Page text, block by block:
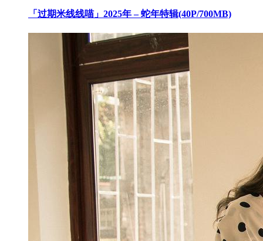
「过期米线线喵」2025年 – 蛇年特辑(40P/700MB)